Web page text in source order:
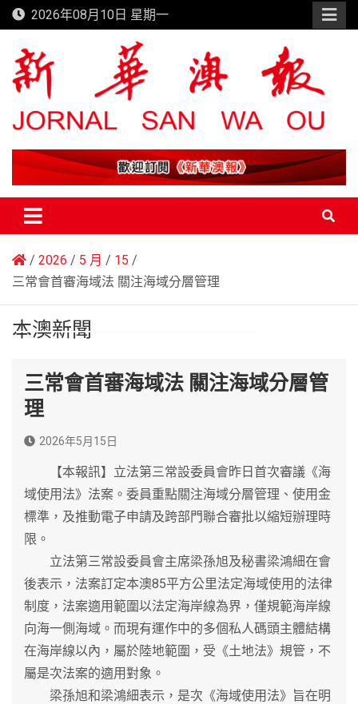
Skip
to
content
2026年08月10日 星期一
新華澳報
2026 5 月
15
三常會首審海域法 關注海域分層管理
本澳新聞
三常會首審海域法 關注海域分層管
理
2026年5月15日
【本報訊】立法第三常設委員會昨日首次審議《海
域使用法》法案。委員重點關注海域分層管理、使用金
標準，及推動電子申請及跨部門聯合審批以縮短辦理時
限。
立法第三常設委員會主席梁孫旭及秘書梁鴻細在會
後表示，法案訂定本澳85平方公里法定海域使用的法律
制度，法案適用範圍以法定海岸線為界，僅規範海岸線
向海一側海域。而現有運作中的多個私人碼頭主體結構
在海岸線以內，屬於陸地範圍，受《土地法》規管，不
屬是次法案的適用對象。
梁孫旭和梁鴻細表示，是次《海域使用法》旨在明